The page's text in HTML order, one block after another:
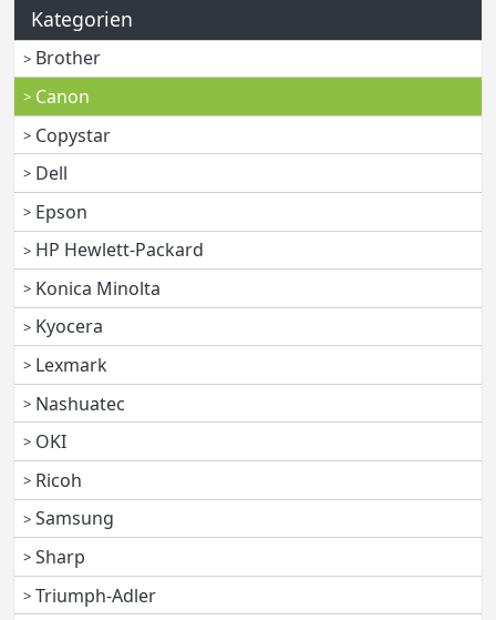
Kategorien
Brother
Canon
Copystar
Dell
Epson
HP Hewlett-Packard
Konica Minolta
Kyocera
Lexmark
Nashuatec
OKI
Ricoh
Samsung
Sharp
Triumph-Adler